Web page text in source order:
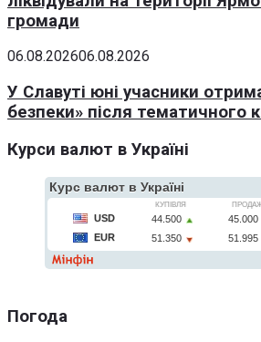
громади
06.08.202606.08.2026
У Славуті юні учасники
безпеки» після тематичного
Курси валют в Україні
Погода